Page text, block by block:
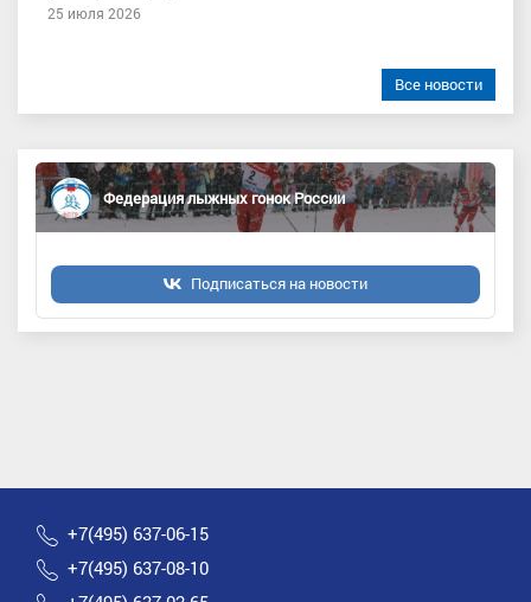
25 июля 2026
Все новости
Федерация лыжных гонок России
Подписаться на новости
+7(495) 637-06-15
+7(495) 637-08-10